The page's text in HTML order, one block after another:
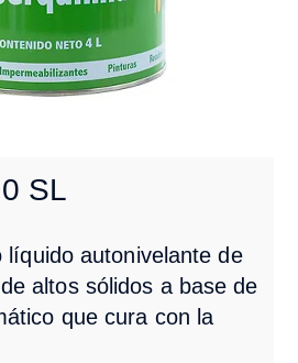
SL
líquido autonivelante de
altos sólidos a base de
que cura con la